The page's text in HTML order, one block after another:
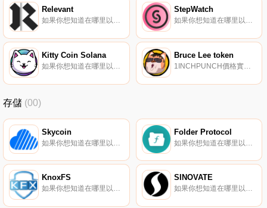
Relevant
如果你想知道在哪里以當前價格購買Relevant,目前交易{Relevant]股票的頂級加密貨幣交易所是Uniswap（V2）。您可以在我們的加密貨幣交易所頁面上找到其他列表。Relevant是一款基于質量而非點擊量管理信息的應用程序.
StepWatch
如果你想知道在哪里以當前價格購買StepWatch,目前交易{StepWatch]股票的頂級加密貨幣交易所是BingX、KuCoin、Gate.io、Phemex和MEXC。您可以在我們的加密貨幣交易所頁面上找到其他列表.
Kitty Coin Solana
如果你想知道在哪里以當前價格購買Kitty Coin Solana,目前交易{Kitty Coin Solana]股票的頂級加密貨幣交易所是CoinTiger、Raydium和Aldrin。您可以在我們的加密貨幣交易所頁面上找到其他列表.
Bruce Lee token
1INCHPUNCH價格實時數據, 布魯斯·利努的故事布魯斯·利奴是BSC上最快、最壞的代幣。他已經接受了測試,但在defi世界里沒有人能經得起他1英寸的重拳。這就是為什么持有（代幣：1INCHPUNCH）是累積1英寸的最簡單方法.
存儲 (00)
Skycoin Folder Protocol
KnoxFS
如果你想知道在哪里以當前價格購買KnoxFS,目前交易{KnoxFS]股票的頂級加密貨幣交易所是SouthXchange。您可以在我們的加密貨幣交易所頁面上找到其他列表。KnoxFS正在開發存儲應用程序,利用區塊鏈技術去中心化、安全可靠地存儲您的數據.
SINOVATE
如果你想知道在哪里以當前價格購買SINOVATE,目前交易{SINOVATE]股票的頂級加密貨幣交易所是TradeOgre。您可以在我們的加密貨幣交易所頁面上找到其他列表.